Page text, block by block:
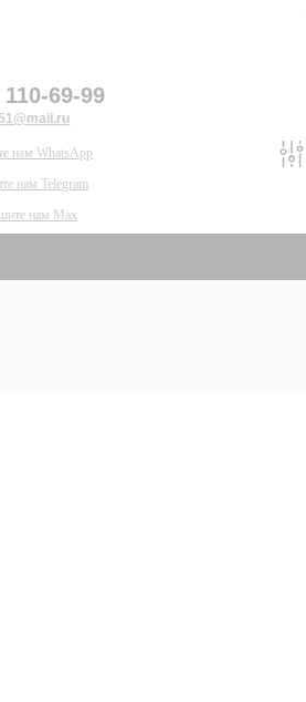
69-99
нам WhatsApp
нам Telegram
нам Max